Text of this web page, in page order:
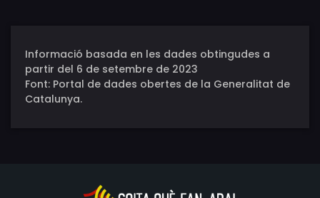
Informació basada en les dades obtingudes a
partir del 6 de setembre de 2023
Font: Portal de dades obertes de la Generalitat de
Catalunya.